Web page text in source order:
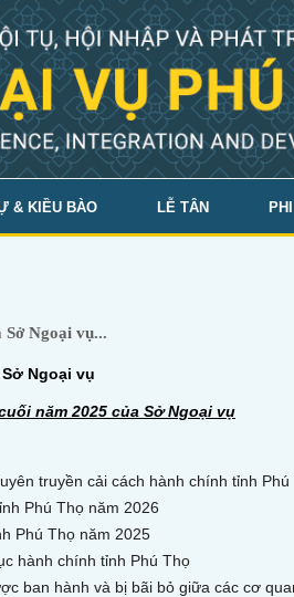
& KIỀU BÀO LỄ TÂN
Ngoại vụ...
Ngoại vụ
năm 2025 của Sở Ngoại vụ
truyền cải cách hành chính tỉnh
Phú Thọ năm 2026
Phú Thọ năm 2025
hành chính tỉnh Phú Thọ
ban hành và bị bãi bỏ giữa các cơ